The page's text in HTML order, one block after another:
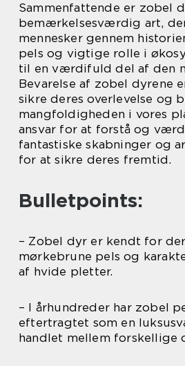
Sammenfattende er zobel
bemærkelsesværdig art,
mennesker gennem
pels og vigtige rolle i
til en værdifuld del af den
Bevarelse af zobel dyrene
sikre deres overlevelse og
mangfoldigheden i vores
ansvar for at forstå og
fantastiske skabninger og
for at sikre deres fremtid.
Bulletpoints:
– Zobel dyr er kendt for
mørkebrune pels og
af hvide pletter.
– I århundreder har zobel
eftertragtet som en
handlet mellem forskellige